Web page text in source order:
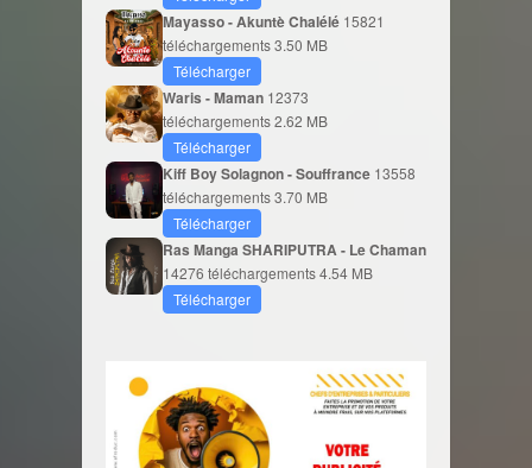
Mayasso - Akuntè Chalélé 15821
téléchargements3.50 MB
Télécharger
Waris - Maman 12373
téléchargements2.62 MB
Télécharger
Kiff Boy Solagnon - Souffrance 13558
téléchargements3.70 MB
Télécharger
Ras Manga SHARIPUTRA - Le Chaman
14276 téléchargements4.54 MB
Télécharger